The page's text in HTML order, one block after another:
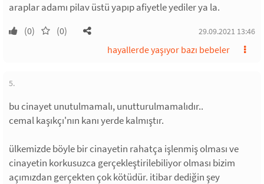
araplar adamı pilav üstü yapıp afiyetle yediler ya la.
(0) (0) 29.09.2021 13:46
hayallerde yaşıyor bazı bebeler
5.
bu cinayet unutulmamalı, unutturulmamalıdır..
cemal kaşıkçı'nın kanı yerde kalmıştır.
ülkemizde böyle bir cinayetin rahatça işlenmiş olması ve
cinayetin korkusuzca gerçekleştirilebiliyor olması bizim
açımızdan gerçekten çok kötüdür. itibar dediğin şey